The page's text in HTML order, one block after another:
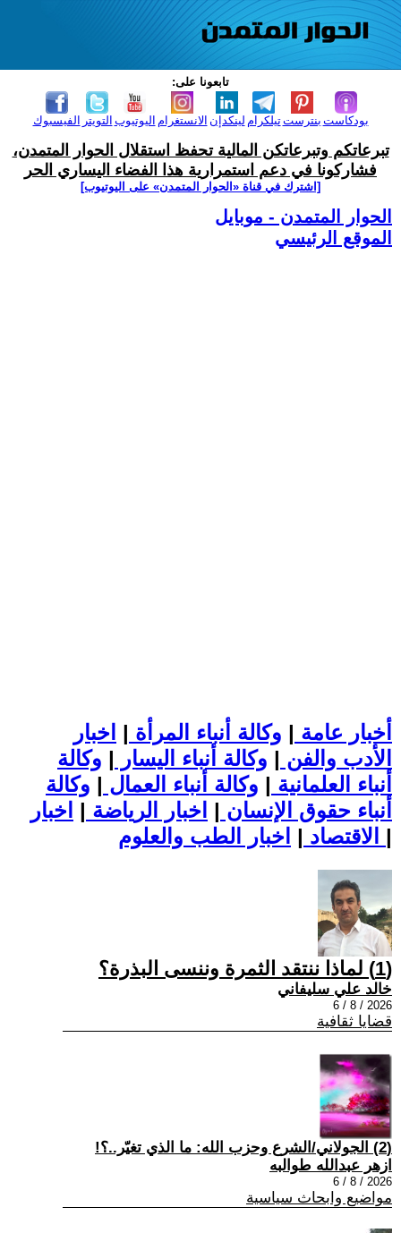
تابعونا على:
الفيسبوك التويتر اليوتيوب الانستغرام لينكدإن تيلكرامبنترست بودكاست
تبرعاتكم وتبرعاتكن المالية تحفظ استقلال الحوار المتمدن،
فشاركونا في دعم استمرارية هذا الفضاء اليساري الحر
[اشترك في قناة ‫«الحوار المتمدن» على اليوتيوب]
الحوار المتمدن - موبايل
الموقع الرئيسي
أخبار عامة | وكالة أنباء المرأة | اخبار
الأدب والفن | وكالة أنباء اليسار | وكالة
أنباء العلمانية | وكالة أنباء العمال | وكالة
أنباء حقوق الإنسان | اخبار الرياضة | اخبار
الاقتصاد | |
(1) لماذا ننتقد الثمرة وننسى البذرة؟
خالد علي سليفاني
2026 / 8 / 6
قضايا ثقافية
(2) الجولاني/الشرع وحزب الله: ما الذي تغيّر..؟!
ازهر عبدالله طوالبه
2026 / 8 / 6
مواضيع وابحاث سياسية